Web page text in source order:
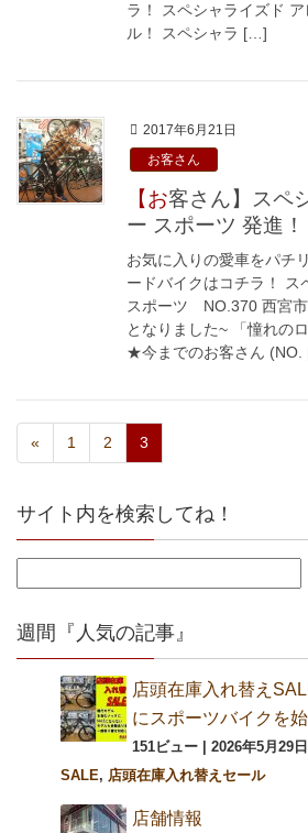
ラ！ スペシャライズド
ル！ スペシャラ […]
2017年6月21日
お客さん
【お客さん】スペシャライズド アレ
ー スポーツ 発進！
お気に入りの愛車をパチ
ードバイクはコチラ！ ス
スポーツ NO.370 西宮
となりました~ 「憧れの
★今までのお客さん
« 1 2 3
サイト内を検索してね！
週間『人気の記事』
店頭在庫入れ替え
にスポーツバイクを
151ビュー 2026年5月29
SALE, 店頭在庫入れ替えセール
店舗情報